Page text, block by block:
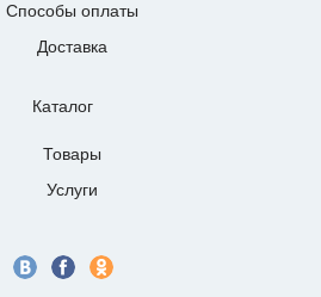
Способы оплаты
Доставка
Каталог
Товары
Услуги